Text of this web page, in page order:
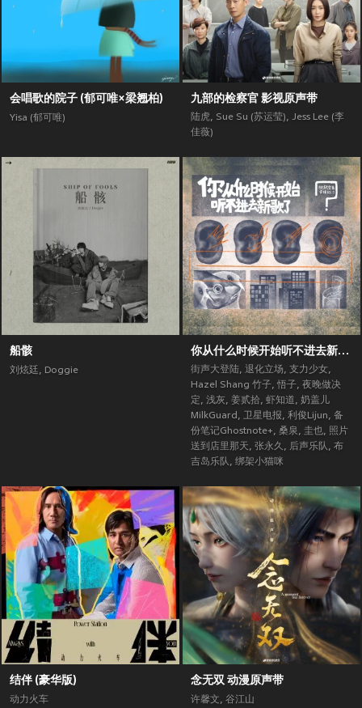
会唱歌的院子 (郁可唯×梁翘柏)
Yisa (郁可唯)
九部的检察官 影视原声带
陆虎, Sue Su (苏运莹), Jess Lee (李
佳薇)
船骸
刘炫廷, Doggie
你从什么时候开始听不进去新歌了？ (街声大登陆合辑Vol.5)
街声大登陆, 退化立场, 支力少女,
Hazel Shang 竹子, 悟子, 夜晚做决
定, 浅灰, 姜贰拾, 虾知道, 奶盖儿
MilkGuard, 卫星电报, 利俊Lijun, 备
份笔记Ghostnote+, 桑泉, 圭也, 照片
送到店里那天, 张永久, 后声乐队, 布
吉岛乐队, 绑架小猫咪
结伴 (豪华版)
动力火车
念无双 动漫原声带
许馨文, 谷江山